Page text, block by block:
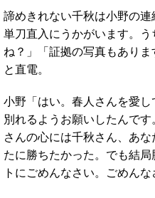
諦めきれない千秋は小野の連
単刀直入にうかがいます。
ね？」「証拠の写真もありま
と直電。
小野「はい。春人さんを愛
別れるようお願いしたんで
さんの心には千秋さん、あ
たに勝ちたかった。でも結
トにごめんなさい。ごめん